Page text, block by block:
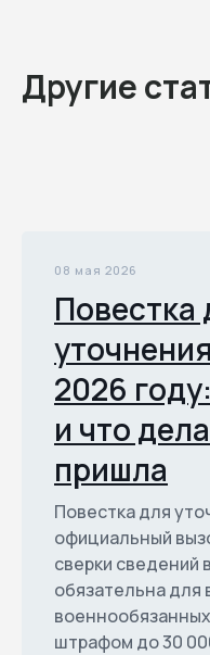
Другие
08 мая 2026
Повестка
2026
и что
пришла
Повестка для
официальный
сверки сведений
обязательна для
штрафом до 30